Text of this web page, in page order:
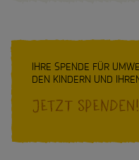
IHRE SPENDE FÜR
DEN KINDERN UND
Jetzt Spenden!